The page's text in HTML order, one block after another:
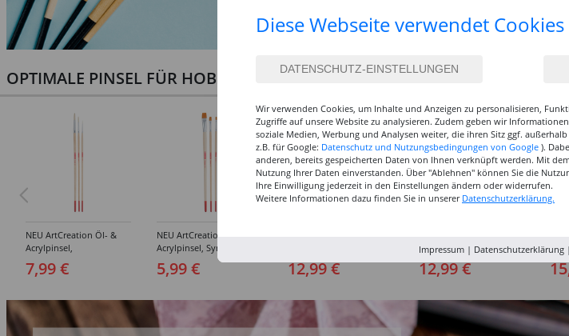
OPTIMALE PINSEL FÜR HOBBY & KUNST
NEU ArtCreation Öl- &
Acrylpinsel,
3er Set, No. 2, 6, 10
7,99 €
NEU ArtCreation Öl- &
Acrylpinsel, Synthetik,
Flachpinsel, 4, 8, 16
5,99 €
Synthetikpinsel
12,99 €
Pinselset, langsteilig, 3
Synthetikpinsel
12,99 €
Diese Webseite verwendet Cookies
Wir verwenden Cookies, um Inhalte und Anzeigen zu personalisieren,
Zugriffe auf unsere Website zu analysieren. Zudem geben wir
soziale Medien, Werbung und Analysen weiter, die ihren Sitz ggf.
z.B. für Google: Datenschutz und Nutzungsbedingungen von Google ).
anderen, bereits gespeicherten Daten von Ihnen verknüpft werden. Mit
Nutzung Ihrer Daten einverstanden. Über "Ablehnen" können Sie die
Ihre Einwilligung jederzeit in den Einstellungen ändern oder widerrufen.
Weitere Informationen dazu finden Sie in unserer Datenschutzerklärung.
Impressum| Datenschutzerklärung|